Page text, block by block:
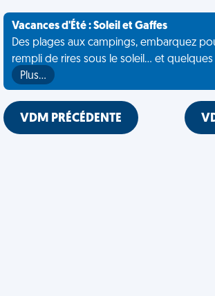
Vacances d'Été : Soleil et Gaffes
Des plages aux campings, embarquez
rempli de rires sous le soleil... et
Plus…
VDM PRÉCÉDENTE